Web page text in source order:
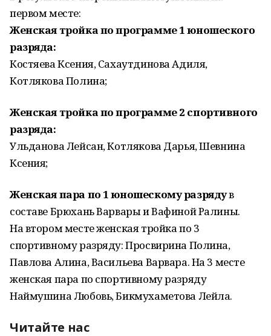
первом месте:
Женская тройка по программе 1 юношеского
разряда:
Костяева Ксения, Сахаутдинова Адиля,
Котлякова Полина;
Женская тройка по программе 2 спортивного
разряда:
Ульданова Лейсан, Котлякова Дарья, Шевнина
Ксения;
Женская пара по 1 юношескому разрядув
составе Брюхань Варвары и Вафиной Ралины.
На втором месте женская тройка по 3
спортивному разряду: Просвирина Полина,
Павлова Алина, Васильева Варвара. На 3 месте
женская пара по спортивному разряду
Наймушина Любовь, Бикмухаметова Лейла.
Читайте нас